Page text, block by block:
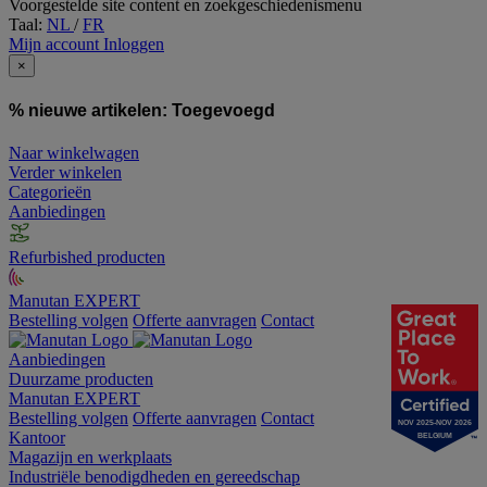
Voorgestelde site content en zoekgeschiedenismenu
Taal: NL /FR
Mijn account Inloggen
×
% nieuwe artikelen: Toegevoegd
Naar winkelwagen
Verder winkelen
Categorieën
Aanbiedingen
Refurbished producten
Manutan EXPERT
Bestelling volgen Offerte aanvragen Contact
Aanbiedingen
Duurzame producten
Manutan EXPERT
Bestelling volgen Offerte aanvragen Contact
Kantoor
Magazijn en werkplaats
Industriële benodigdheden en gereedschap
NOV 2025-NOV 2026
BELGIUM